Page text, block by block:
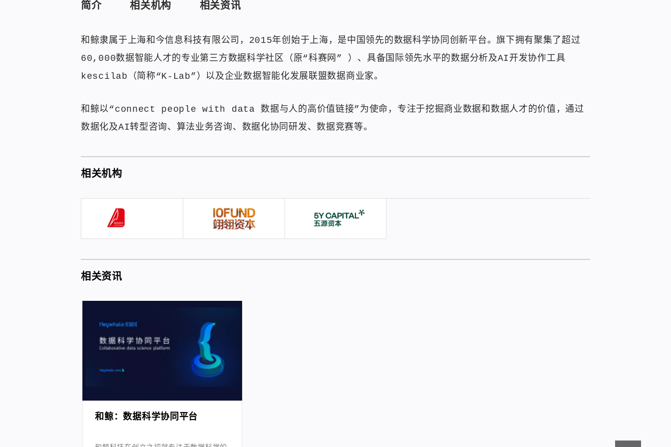
简介 相关机构 相关资讯
和鲸隶属于上海和今信息科技有限公司，2015年创始于上海，是中国领先的数据科学协同创新平台。旗下拥有聚集了超过
60,000数据智能人才的专业第三方数据科学社区（原“科赛网” ）、具备国际领先水平的数据分析及AI开发协作工具
kescilab（简称“K-Lab”）以及企业数据智能化发展联盟数据商业家。
和鲸以“connect people with data 数据与人的高价值链接”为使命，专注于挖掘商业数据和数据人才的价值，通过
数据化及AI转型咨询、算法业务咨询、数据化协同研发、数据竞赛等。
相关机构
相关资讯
和鲸：数据科学协同平台